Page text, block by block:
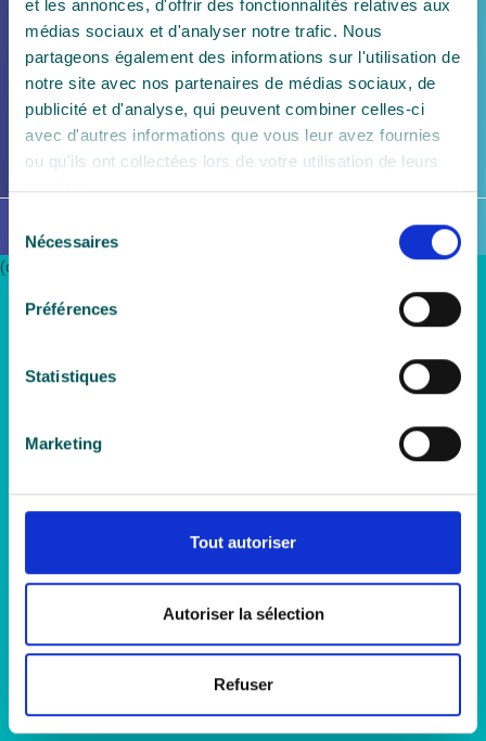
et les annonces, d'offrir des fonctionnalités relatives aux
médias sociaux et d'analyser notre trafic. Nous
partageons également des informations sur l'utilisation de
notre site avec nos partenaires de médias sociaux, de
publicité et d'analyse, qui peuvent combiner celles-ci
avec d'autres informations que vous leur avez fournies
ou qu'ils ont collectées lors de votre utilisation de leurs
services.
consentement
Nécessaires
Préférences
Statistiques
Marketing
Tout autoriser
Autoriser la sélection
Refuser
By Classic Templates
(c) CABRI.EU - 2026